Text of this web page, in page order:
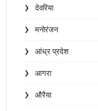
देवरिया
मनोरंजन
आंध्र प्रदेश
आगरा
औरैया